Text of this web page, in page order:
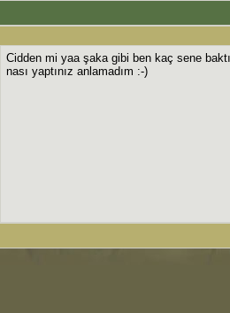
Cidden mi yaa şaka gibi ben kaç sene
nası yaptınız anlamadım :-)